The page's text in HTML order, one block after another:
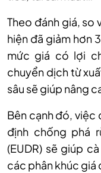
Theo đánh giá, so
hiện đã giảm hơn
mức giá có lợi
chuyển dịch từ
sâu sẽ giúp nâng
Bên cạnh đó, việc
định chống phá
(EUDR) sẽ giúp
các phân khúc